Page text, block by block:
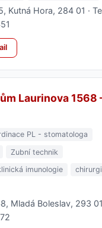
Kutná Hora, 284 01 ·
Laurinova 1568
PL - stomatologa
Zubní technik
imunologie
Mladá Boleslav, 293 01